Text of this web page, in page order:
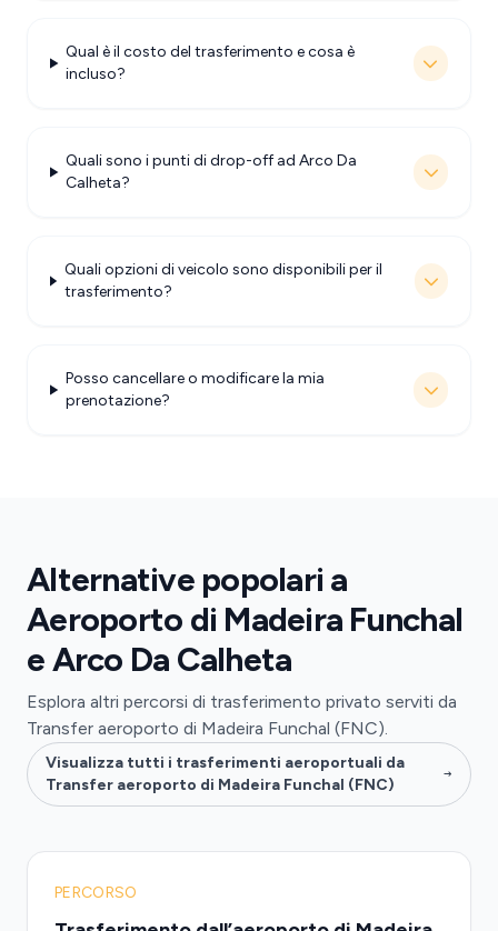
Qual è il costo del trasferimento e cosa è
incluso?
Quali sono i punti di drop-off ad Arco Da
Calheta?
Quali opzioni di veicolo sono disponibili per il
trasferimento?
Posso cancellare o modificare la mia
prenotazione?
Alternative popolari a
Aeroporto di Madeira Funchal
e Arco Da Calheta
Esplora altri percorsi di trasferimento privato serviti da
Transfer aeroporto di Madeira Funchal (FNC).
Visualizza tutti i trasferimenti aeroportuali da
Transfer aeroporto di Madeira Funchal (FNC)
PERCORSO